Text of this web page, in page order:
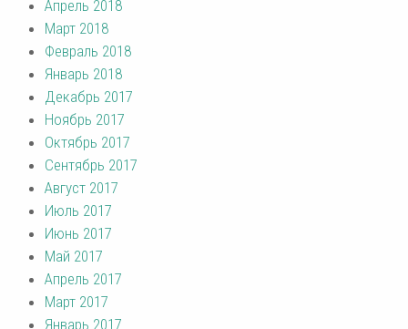
Апрель 2018
Март 2018
Февраль 2018
Январь 2018
Декабрь 2017
Ноябрь 2017
Октябрь 2017
Сентябрь 2017
Август 2017
Июль 2017
Июнь 2017
Май 2017
Апрель 2017
Март 2017
Январь 2017